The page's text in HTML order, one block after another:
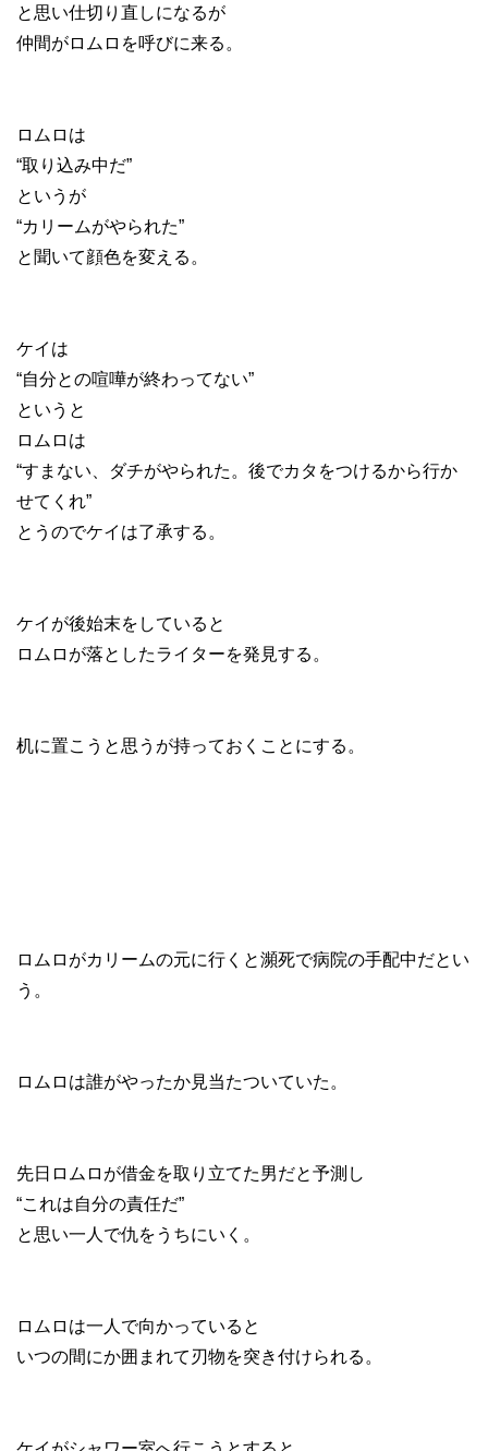
と思い仕切り直しになるが
仲間がロムロを呼びに来る。
ロムロは
“取り込み中だ”
というが
“カリームがやられた”
と聞いて顔色を変える。
ケイは
“自分との喧嘩が終わってない”
というと
ロムロは
“すまない、ダチがやられた。後でカタをつけるから行か
せてくれ”
とうのでケイは了承する。
ケイが後始末をしていると
ロムロが落としたライターを発見する。
机に置こうと思うが持っておくことにする。
ロムロがカリームの元に行くと瀕死で病院の手配中だとい
う。
ロムロは誰がやったか見当たついていた。
先日ロムロが借金を取り立てた男だと予測し
“これは自分の責任だ”
と思い一人で仇をうちにいく。
ロムロは一人で向かっていると
いつの間にか囲まれて刃物を突き付けられる。